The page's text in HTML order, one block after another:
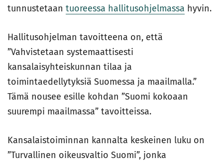
tunnustetaan tuoreessa hallitusohjelmassa hyvin.
Hallitusohjelman tavoitteena on, että
”Vahvistetaan systemaattisesti
kansalaisyhteiskunnan tilaa ja
toimintaedellytyksiä Suomessa ja maailmalla.”
Tämä nousee esille kohdan ”Suomi kokoaan
suurempi maailmassa” tavoitteissa.
Kansalaistoiminnan kannalta keskeinen luku on
”Turvallinen oikeusvaltio Suomi”, jonka